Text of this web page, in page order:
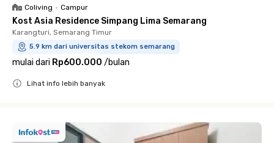
Coliving • Campur
Kost Asia Residence Simpang Lima Semarang
Karangturi, Semarang Timur
5.9 km dari universitas stekom semarang
mulai dari Rp600.000 /bulan
Lihat info lebih banyak